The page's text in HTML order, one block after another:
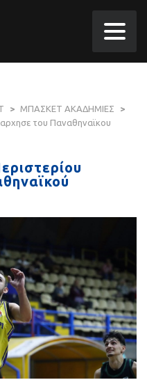
> ΜΠΑΣΚΕΤ ΑΚΑΔΗΜΙΕΣ
>
του Παναθηναϊκου